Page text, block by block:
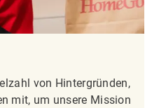
von Hintergründen,
mit, um unsere Mission